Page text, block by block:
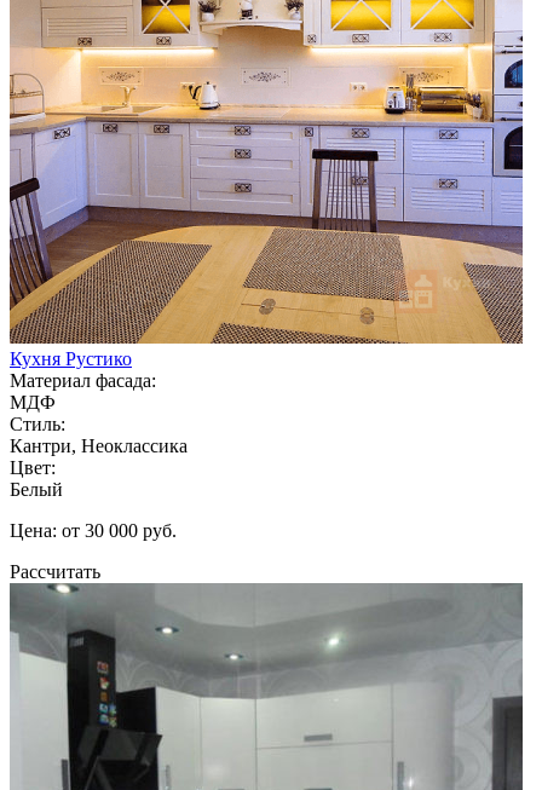
Кухня Рустико
Материал фасада:
МДФ
Стиль:
Кантри, Неоклассика
Цвет:
Белый
Цена: от 30 000 руб.
Рассчитать